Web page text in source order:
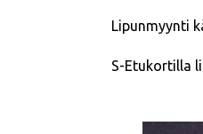
Lipunmyynti
S-Etukortilla